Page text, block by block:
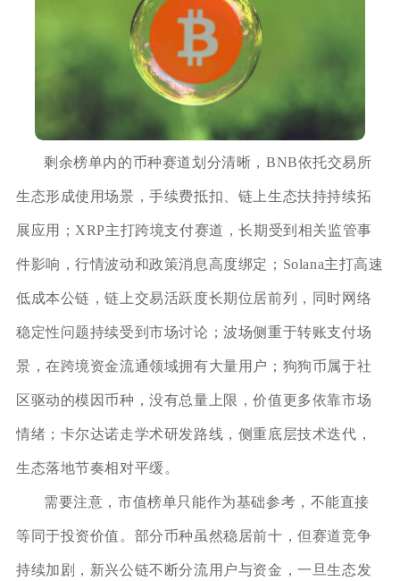
剩余榜单内的币种赛道划分清晰，BNB依托交易所
生态形成使用场景，手续费抵扣、链上生态扶持持续拓
展应用；XRP主打跨境支付赛道，长期受到相关监管事
件影响，行情波动和政策消息高度绑定；Solana主打高速
低成本公链，链上交易活跃度长期位居前列，同时网络
稳定性问题持续受到市场讨论；波场侧重于转账支付场
景，在跨境资金流通领域拥有大量用户；狗狗币属于社
区驱动的模因币种，没有总量上限，价值更多依靠市场
情绪；卡尔达诺走学术研发路线，侧重底层技术迭代，
生态落地节奏相对平缓。
需要注意，市值榜单只能作为基础参考，不能直接
等同于投资价值。部分币种虽然稳居前十，但赛道竞争
持续加剧，新兴公链不断分流用户与资金，一旦生态发